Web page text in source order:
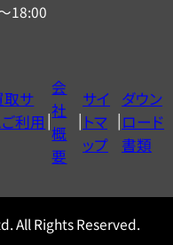
18:00
取サ
利用
会
社
概
要
サイ
トマ
ップ
ダウン
ロード
書類
All Rights Reserved.